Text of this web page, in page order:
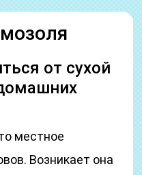
от сухой
местное
Возникает она